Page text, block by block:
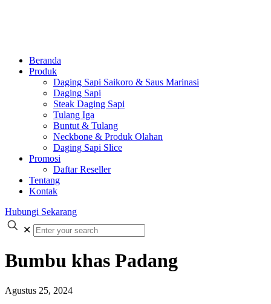
Beranda
Produk
Daging Sapi Saikoro & Saus Marinasi
Daging Sapi
Steak Daging Sapi
Tulang Iga
Buntut & Tulang
Neckbone & Produk Olahan
Daging Sapi Slice
Promosi
Daftar Reseller
Tentang
Kontak
Hubungi Sekarang
✕
Bumbu khas Padang
Agustus 25, 2024